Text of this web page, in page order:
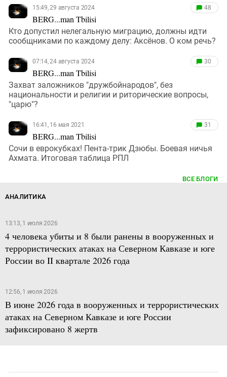
15:49, 29 августа 2024
BERG...man Tbilisi
48
Кто допустил нелегальную миграцию, должны идти
сообщниками по каждому делу: Аксёнов. О ком речь?
07:14, 24 августа 2024
BERG...man Tbilisi
30
Захват заложников "дружбойнародов", без
национальности и религии и риторические вопросы,
"царю"?
16:41, 16 мая 2021
BERG...man Tbilisi
31
Сочи в еврокубках! Пента-трик Дзюбы. Боевая ничья
Ахмата. Итоговая таблица РПЛ
ВСЕ БЛОГИ
АНАЛИТИКА
13:13, 1 июля 2026
4 человека убиты и 8 были ранены в вооруженных и
террористических атаках на Северном Кавказе и юге
России во II квартале 2026 года
12:56, 1 июля 2026
В июне 2026 года в вооруженных и террористических
атаках на Северном Кавказе и юге России
зафиксировано 8 жертв